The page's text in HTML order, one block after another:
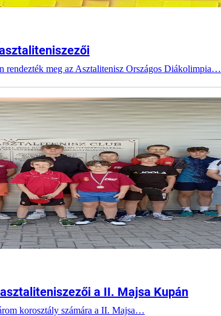
rendezték meg az Asztalitenisz Országos Diákolimpia…
a II. Majsa Kupán
korosztály számára a II. Majsa…